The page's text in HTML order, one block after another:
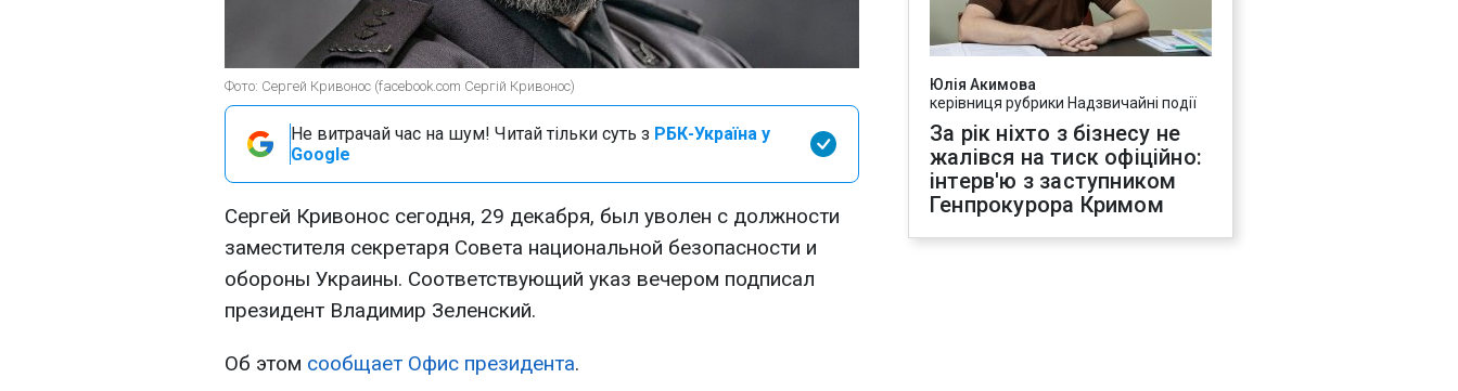
Фото: Сергей Кривонос (facebook.com Сергій Кривонос)
Не витрачай час на шум! Читай тільки суть з РБК-Україна у
Google
Сергей Кривонос сегодня, 29 декабря, был уволен с должности
заместителя секретаря Совета национальной безопасности и
обороны Украины. Соответствующий указ вечером подписал
президент Владимир Зеленский.
Об этом сообщает Офис президента.
Юлія Акимова
керівниця рубрики Надзвичайні події
За рік ніхто з бізнесу не
жалівся на тиск офіційно:
інтерв'ю з заступником
Генпрокурора Кримом